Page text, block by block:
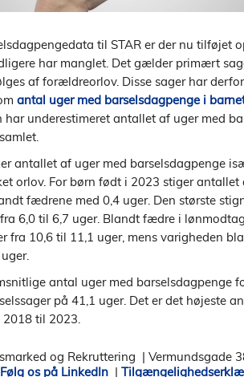
til STAR er der nu tilføjet
har manglet. Det gælder primært
af forældreorlov. Disse sager har
antal uger med barselsdagpenge i
har underestimeret antallet af uger med
antallet af uger med barselsdagpenge
orlov. For børn født i 2023 stiger antallet
fædrene med 0,4 uger. Den største
6,0 til 6,7 uger. Blandt fædre i
fra 10,6 til 11,1 uger, mens varigheden
antal uger med barselsdagpenge
på 41,1 uger. Det er det højeste
2018 til 2023.
og Rekruttering | Vermundsgade
Følg os på LinkedIn |